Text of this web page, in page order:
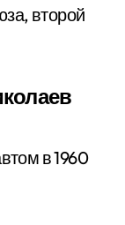
второй
в 1960